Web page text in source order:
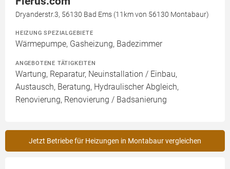
Dryanderstr.3, 56130 Bad Ems (11km von 56130 Montabaur)
HEIZUNG SPEZIALGEBIETE
Wärmepumpe, Gasheizung, Badezimmer
ANGEBOTENE TÄTIGKEITEN
Wartung, Reparatur, Neuinstallation / Einbau,
Austausch, Beratung, Hydraulischer Abgleich,
Renovierung, Renovierung / Badsanierung
Jetzt Betriebe für Heizungen in Montabaur vergleichen